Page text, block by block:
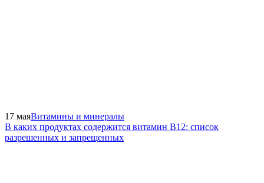
17 маяВитамины и минералы
В каких продуктах содержится витамин В12: список
разрешенных и запрещенных